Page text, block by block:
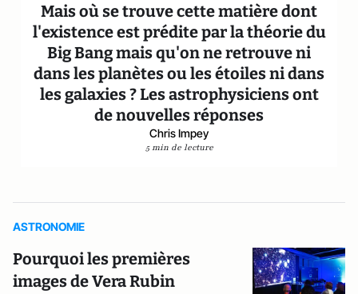
Mais où se trouve cette matière dont
l'existence est prédite par la théorie du
Big Bang mais qu'on ne retrouve ni
dans les planètes ou les étoiles ni dans
les galaxies ? Les astrophysiciens ont
de nouvelles réponses
Chris Impey
5 min de lecture
ASTRONOMIE
Pourquoi les premières
images de Vera Rubin